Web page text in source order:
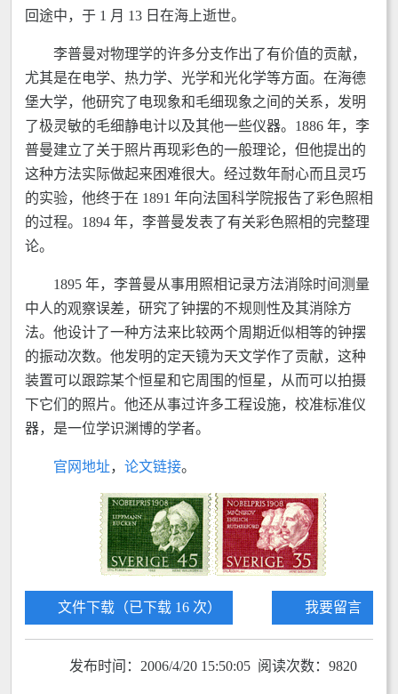
回途中，于 1 月 13 日在海上逝世。
李普曼对物理学的许多分支作出了有价值的贡献，
尤其是在电学、热力学、光学和光化学等方面。在海德
堡大学，他研究了电现象和毛细现象之间的关系，发明
了极灵敏的毛细静电计以及其他一些仪器。1886 年，李
普曼建立了关于照片再现彩色的一般理论，但他提出的
这种方法实际做起来困难很大。经过数年耐心而且灵巧
的实验，他终于在 1891 年向法国科学院报告了彩色照相
的过程。1894 年，李普曼发表了有关彩色照相的完整理
论。
1895 年，李普曼从事用照相记录方法消除时间测量
中人的观察误差，研究了钟摆的不规则性及其消除方
法。他设计了一种方法来比较两个周期近似相等的钟摆
的振动次数。他发明的定天镜为天文学作了贡献，这种
装置可以跟踪某个恒星和它周围的恒星，从而可以拍摄
下它们的照片。他还从事过许多工程设施，校准标准仪
器，是一位学识渊博的学者。
官网地址， 论文链接。
文件下载（已下载 16 次） 我要留言
发布时间：2006/4/20 15:50:05 阅读次数：9820